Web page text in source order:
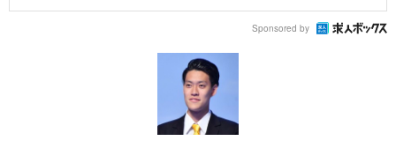
Sponsored by